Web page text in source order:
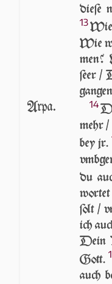
die­ſe
13
Wie
men?
ſeer /
Arpa. 14
mehr
bey jr.
du
wor­tet
ſolt /
ich
Dein
Gott.
auch